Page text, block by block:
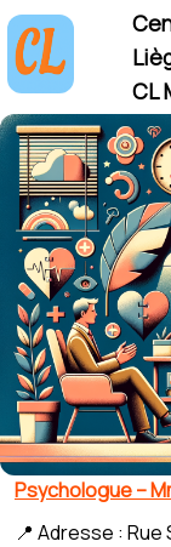
CL
Psychologue –
📍 Adresse :